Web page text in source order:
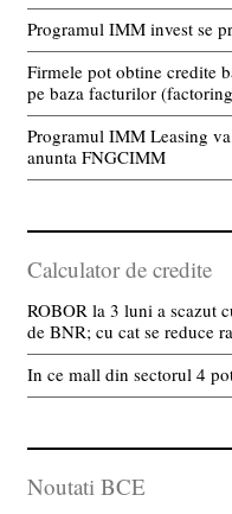
Programul IMM invest se
Firmele pot obtine credite
pe baza facturilor
Programul IMM Leasing
anunta FNGCIMM
Calculator de credite
ROBOR la 3 luni a scazut
de BNR; cu cat se reduce
In ce mall din sectorul 4
Noutati BCE